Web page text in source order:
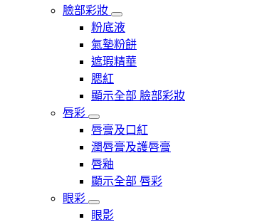
臉部彩妝
粉底液
氣墊粉餅
遮瑕精華
腮紅
顯示全部 臉部彩妝
唇彩
唇膏及口紅
潤唇膏及護唇膏
唇釉
顯示全部 唇彩
眼彩
眼影